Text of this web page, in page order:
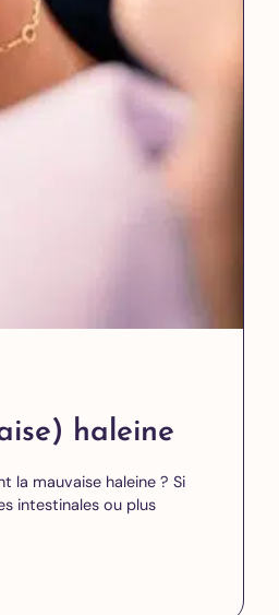
haleine
la mauvaise haleine ? Si
intestinales ou plus